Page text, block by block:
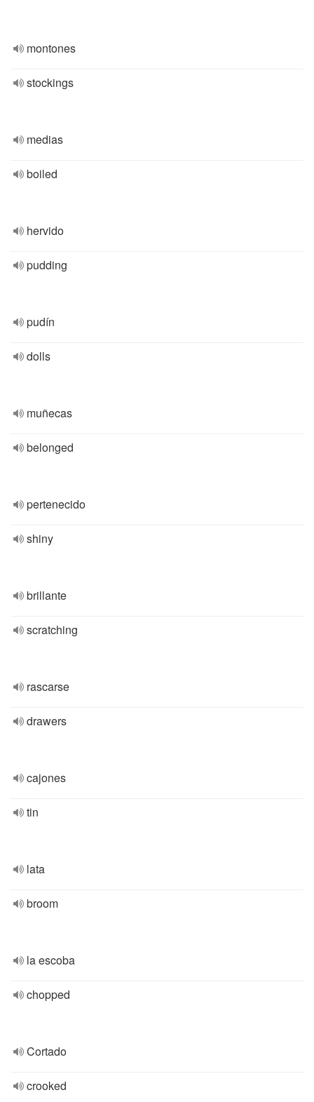
montones
stockings
medias
boiled
hervido
pudding
pudín
dolls
muñecas
belonged
pertenecido
shiny
brillante
scratching
rascarse
drawers
cajones
tin
lata
broom
la escoba
chopped
Cortado
crooked